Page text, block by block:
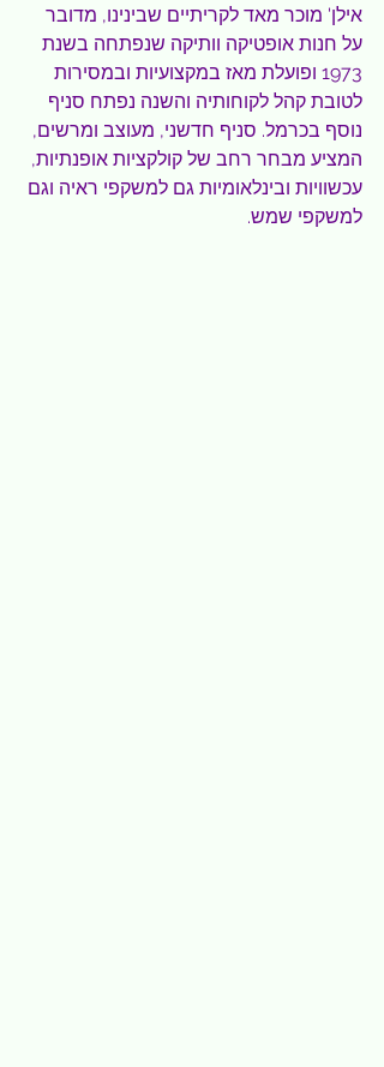
אילן' מוכר מאד לקריתיים שבינינו, מדובר
על חנות אופטיקה וותיקה שנפתחה בשנת
1973 ופועלת מאז במקצועיות ובמסירות
לטובת קהל לקוחותיה והשנה נפתח סניף
נוסף בכרמל. סניף חדשני, מעוצב ומרשים,
המציע מבחר רחב של קולקציות אופנתיות,
עכשוויות ובינלאומיות גם למשקפי ראיה וגם
למשקפי שמש.